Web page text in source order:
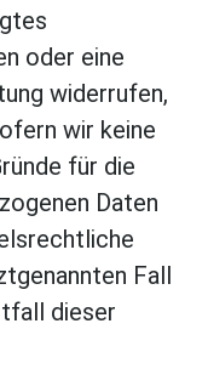
oder eine
widerrufen,
wir keine
für die
Daten
Fall
dieser